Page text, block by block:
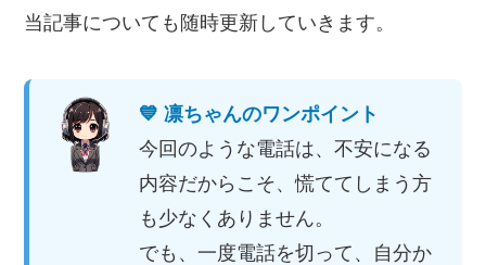
当記事についても随時更新していきます。
💙 凛ちゃんのワンポイント
今回のような電話は、不安になる
内容だからこそ、慌ててしまう方
も少なくありません。
でも、一度電話を切って、自分か